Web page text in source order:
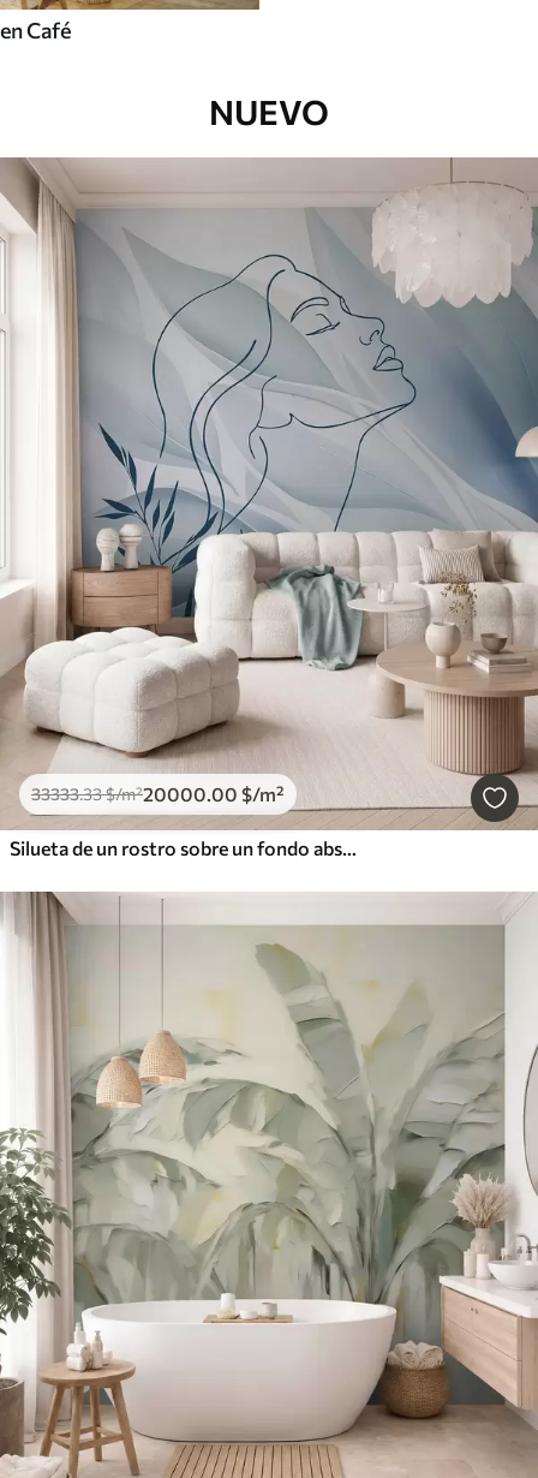
en Café
NUEVO
33333.33$/m²20000 .00 $/m²